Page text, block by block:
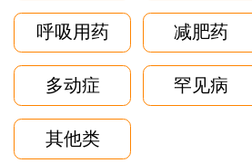
呼吸用药 减肥药
多动症 罕见病
其他类